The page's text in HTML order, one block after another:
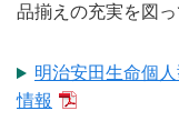
品揃えの充実を図っ
明治安田生命個
情報